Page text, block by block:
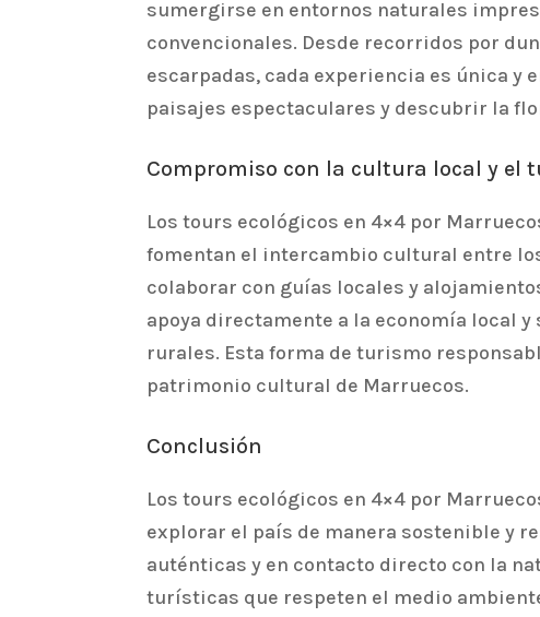
sumergirse en entornos naturales
convencionales. Desde recorridos por
escarpadas, cada experiencia es única y
paisajes espectaculares y descubrir la
Compromiso con la cultura local y el
Los tours ecológicos en 4×4 por
fomentan el intercambio cultural entre
colaborar con guías locales y
apoya directamente a la economía local
rurales. Esta forma de turismo
patrimonio cultural de Marruecos.
Conclusión
Los tours ecológicos en 4×4 por
explorar el país de manera sostenible y
auténticas y en contacto directo con la
turísticas que respeten el medio